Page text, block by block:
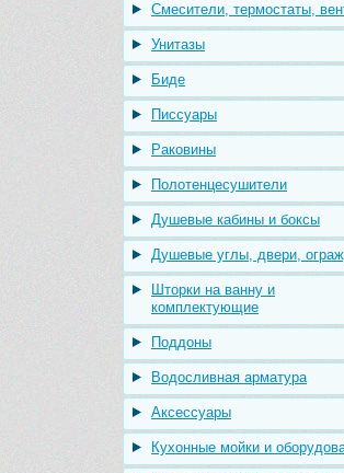
Смесители, термостаты,
Унитазы
Биде
Писсуары
Раковины
Полотенцесушители
Душевые кабины и боксы
Душевые углы, двери,
Шторки на ванну и
комплектующие
Поддоны
Водосливная арматура
Аксессуары
Кухонные мойки и